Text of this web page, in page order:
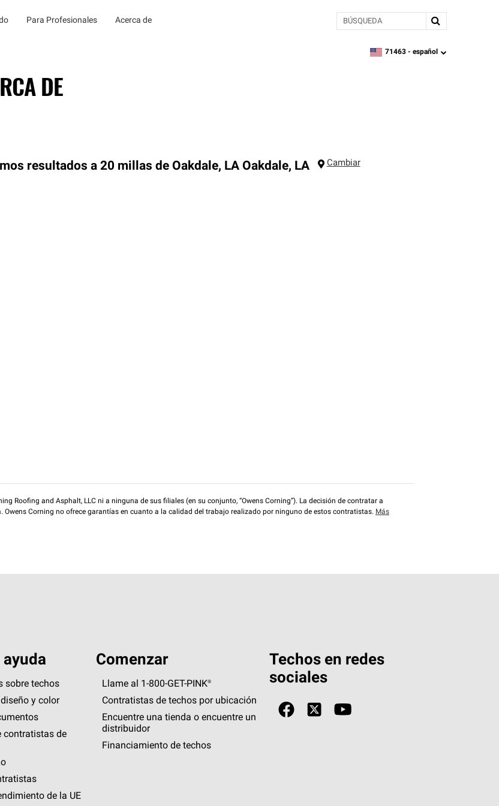
Para Profesionales Acerca de BÚSQUEDA
zipcode,language
71463 - español
DE
resultados a 20 millas de Oakdale, LA Oakdale, LA Cambiar
Roofing and Asphalt, LLC ni a ninguna de sus filiales (en su conjunto, “Owens Corning”). La decisión de contratar a
Corning no ofrece garantías en cuanto a la calidad del trabajo realizado por ninguno de estos contratistas. Más
ayuda
sobre techos
y color
contratistas de
de la UE
Comenzar
Llame al 1-800-GET -PINK®
Contratistas de techos por ubicación
Encuentre una tienda o encuentre un
distribuidor
Financiamiento de techos
Techos en redes
sociales